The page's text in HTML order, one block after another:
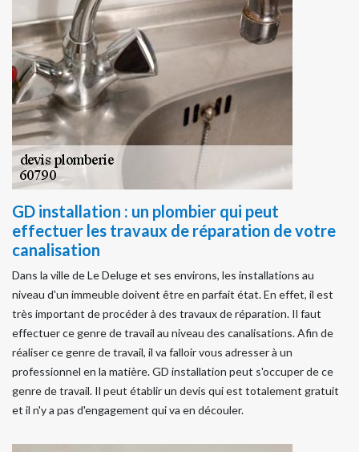
GD installation : un plombier qui peut
effectuer les travaux de réparation de votre
canalisation
Dans la ville de Le Deluge et ses environs, les installations au
niveau d'un immeuble doivent être en parfait état. En effet, il est
très important de procéder à des travaux de réparation. Il faut
effectuer ce genre de travail au niveau des canalisations. Afin de
réaliser ce genre de travail, il va falloir vous adresser à un
professionnel en la matière. GD installation peut s'occuper de ce
genre de travail. Il peut établir un devis qui est totalement gratuit
et il n'y a pas d'engagement qui va en découler.